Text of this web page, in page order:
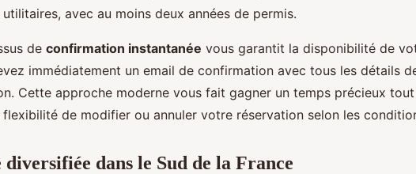
avec au moins deux années de permis.
de confirmation instantanée vous garantit la disponibilité de
immédiatement un email de confirmation avec tous les détails
Cette approche moderne vous fait gagner un temps précieux
de modifier ou annuler votre réservation selon les
dans le Sud de la France